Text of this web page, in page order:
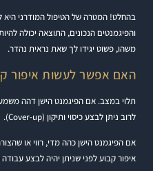
בהחלט! המטרה של הטיפול המודרני היא
והפיגמנטים הנכונים, התוצאה יכולה
משהו, פשוט יגידו לך שאת נראית נהדר.
האם אפשר לעשות איפור
לרוב ניתן לבצע כיסוי ותיקון (Cover-up).
אם הפיגמנט הישן כהה מדי, רווי או
איפור קבוע לפני שניתן יהיה לבצע